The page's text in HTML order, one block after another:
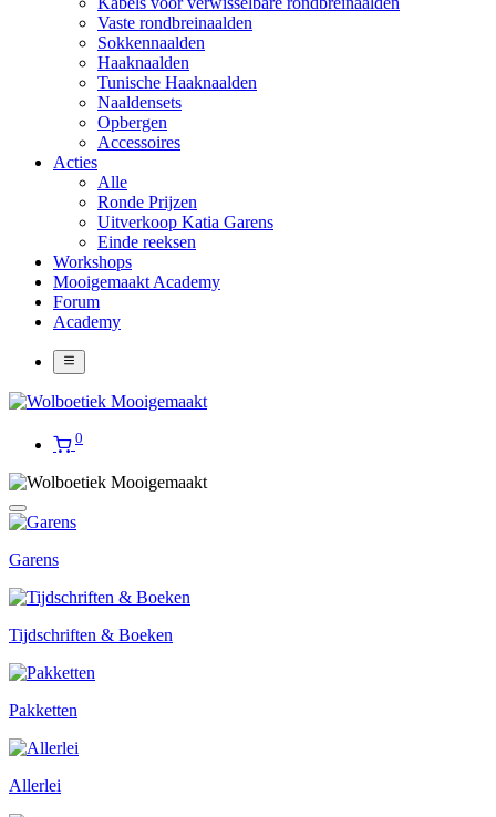
Vaste rondbreinaalden
Sokkennaalden
Haaknaalden
Tunische Haaknaalden
Naaldensets
Opbergen
Accessoires
Acties
Alle
Ronde Prijzen
Uitverkoop Katia Garens
Einde reeksen
Workshops
Mooigemaakt Academy
Forum
Academy
0
Garens
Tijdschriften & Boeken
Pakketten
Allerlei